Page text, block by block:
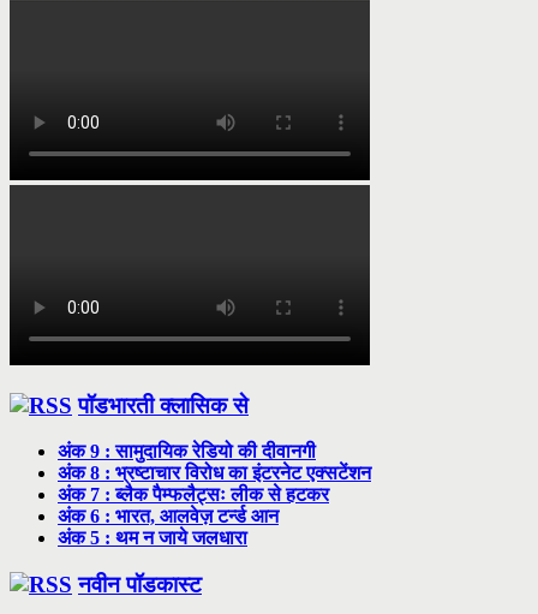
पॉडभारती क्लासिक से
अंक 9 : सामुदायिक रेडियो की दीवानगी
अंक 8 : भ्रष्टाचार विरोध का इंटरनेट एक्सटेंशन
अंक 7 : ब्लैक पैम्फलैट्सः लीक से हटकर
अंक 6 : भारत, आलवेज़ टर्न्ड आन
अंक 5 : थम न जाये जलधारा
नवीन पॉडकास्ट